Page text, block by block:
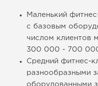
Маленький
с базовым
числом клиентов
300 000 - 700
Средний фитнес-
разнообразными
оборудованными